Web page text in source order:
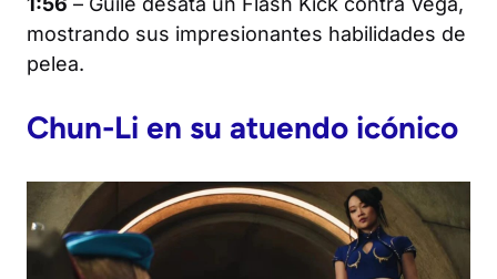
mostrando sus impresionantes habilidades de
pelea.
Chun-Li en su atuendo icónico